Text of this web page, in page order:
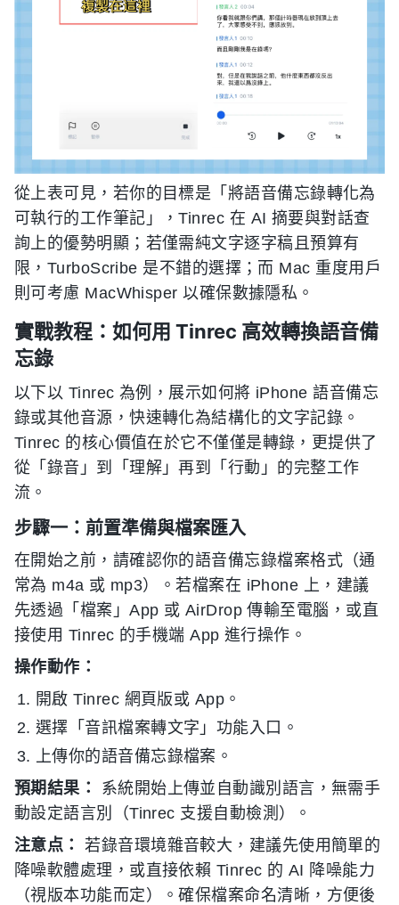
從上表可見，若你的目標是「將語音備忘錄轉化為
可執行的工作筆記」，Tinrec 在 AI 摘要與對話查
詢上的優勢明顯；若僅需純文字逐字稿且預算有
限，TurboScribe 是不錯的選擇；而 Mac 重度用戶
則可考慮 MacWhisper 以確保數據隱私。
實戰教程：如何用 Tinrec 高效轉換語音備
忘錄
以下以 Tinrec 為例，展示如何將 iPhone 語音備忘
錄或其他音源，快速轉化為結構化的文字記錄。
Tinrec 的核心價值在於它不僅僅是轉錄，更提供了
從「錄音」到「理解」再到「行動」的完整工作
流。
步驟一：前置準備與檔案匯入
在開始之前，請確認你的語音備忘錄檔案格式（通
常為 m4a 或 mp3）。若檔案在 iPhone 上，建議
先透過「檔案」App 或 AirDrop 傳輸至電腦，或直
接使用 Tinrec 的手機端 App 進行操作。
操作動作：
開啟 Tinrec 網頁版或 App。
選擇「音訊檔案轉文字」功能入口。
上傳你的語音備忘錄檔案。
預期結果：
系統開始上傳並自動識別語言，無需手
動設定語言別（Tinrec 支援自動檢測）。
注意点：
若錄音環境雜音較大，建議先使用簡單的
降噪軟體處理，或直接依賴 Tinrec 的 AI 降噪能力
（視版本功能而定）。確保檔案命名清晰，方便後